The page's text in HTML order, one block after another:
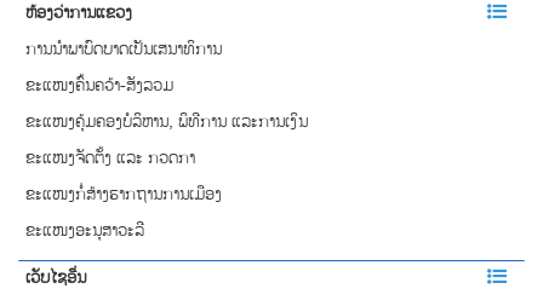
ຫ້ອງວ່າການແຂວງ
ການ​​ນຳພາ​ບົດບາດ​​ເປັນເສນາ​ທິການ
ຂະແໜງຄົ້ນຄວ້າ-ສັງລວມ
ຂະແໜງຄຸ້ມຄອງບໍລິຫານ, ພິທີການ ແລະການເງິນ
ຂະແໜງຈັດຕັ້ງ ແລະ ກວດກາ
ຂະແໜງກໍ່ສ້າງຮາກຖານການເມືອງ
ຂະແໜງອະນຸສາວະລີ
ເວັບໄຊອື່ນ